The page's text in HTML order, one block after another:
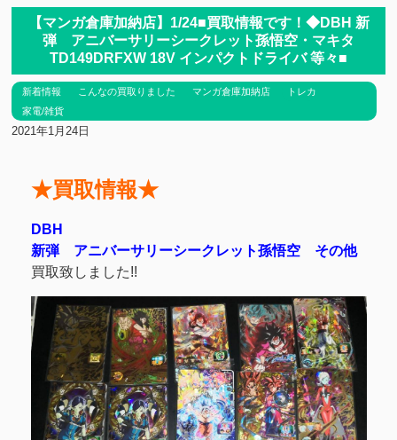
【マンガ倉庫加納店】1/24■買取情報です！◆DBH 新
弾 アニバーサリーシークレット孫悟空・マキタ
TD149DRFXW 18V インパクトドライバ 等々■
新着情報 こんなの買取りました マンガ倉庫加納店
トレカ
家電/雑貨
2021年1月24日
★買取情報★
DBH
新弾 アニバーサリーシークレット孫悟空 その他
買取致しました!!